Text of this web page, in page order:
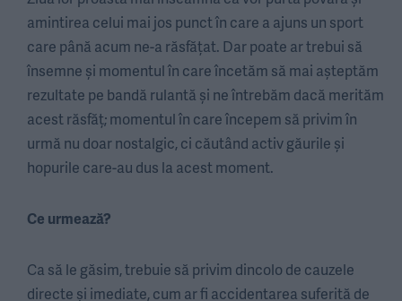
amintirea celui mai jos punct în care a ajuns un sport
care până acum ne-a răsfățat. Dar poate ar trebui să
însemne și momentul în care încetăm să mai așteptăm
rezultate pe bandă rulantă și ne întrebăm dacă merităm
acest răsfăț; momentul în care începem să privim în
urmă nu doar nostalgic, ci căutând activ găurile și
hopurile care-au dus la acest moment.
Ce urmează?
Ca să le găsim, trebuie să privim dincolo de cauzele
directe și imediate, cum ar fi accidentarea suferită de